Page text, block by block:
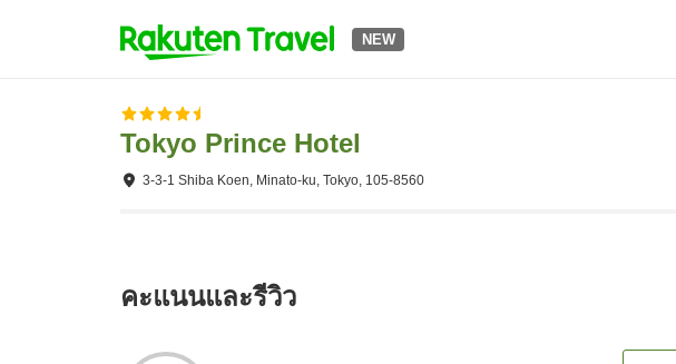
NEW
Tokyo Prince Hotel
3-3-1 Shiba Koen, Minato-ku, Tokyo, 105-8560
คะแนนและรีวิว